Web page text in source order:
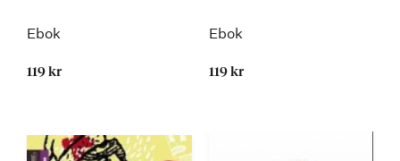
Ebok
119 kr
Ebok
119 kr